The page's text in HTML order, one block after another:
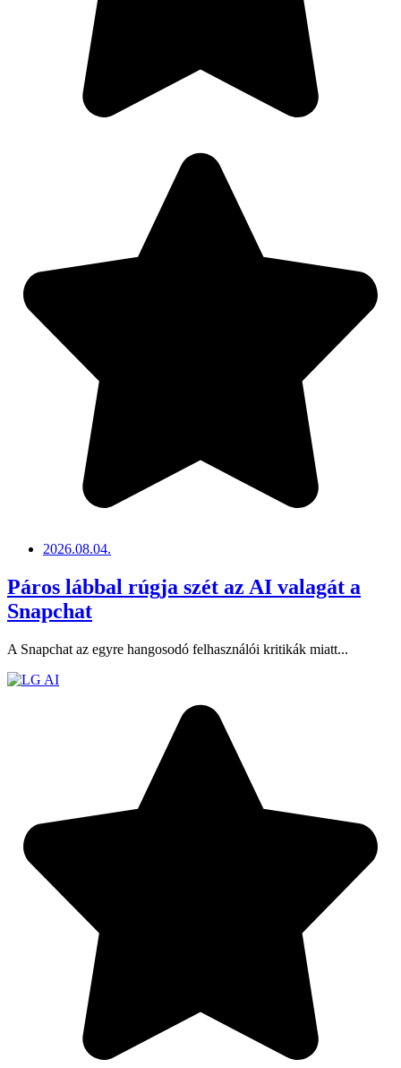
2026.08.04.
Páros lábbal rúgja szét az AI valagát a
Snapchat
A Snapchat az egyre hangosodó felhasználói kritikák miatt...